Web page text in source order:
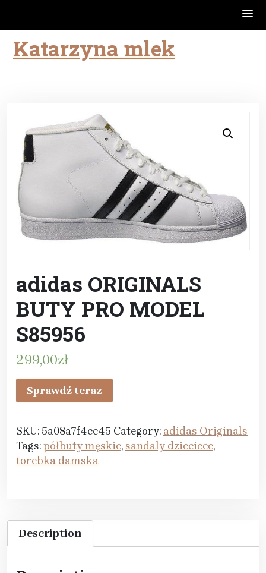
SkipKatarzyna mlek
adidas ORIGINALS
BUTY PRO MODEL
S85956
299,00zł
Sprawdź teraz
SKU: 5a08a7f4cc45 Category: adidas Originals
Tags:półbuty męskie,sandaly dzieciece,
torebka damska
Description